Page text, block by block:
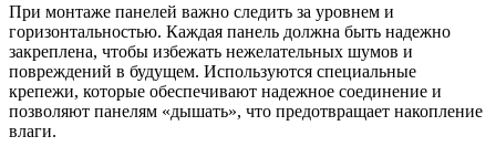
При монтаже панелей важно следить за уровнем и
горизонтальностью. Каждая панель должна быть надежно
закреплена, чтобы избежать нежелательных шумов и
повреждений в будущем. Используются специальные
крепежи, которые обеспечивают надежное соединение и
позволяют панелям «дышать», что предотвращает накопление
влаги.